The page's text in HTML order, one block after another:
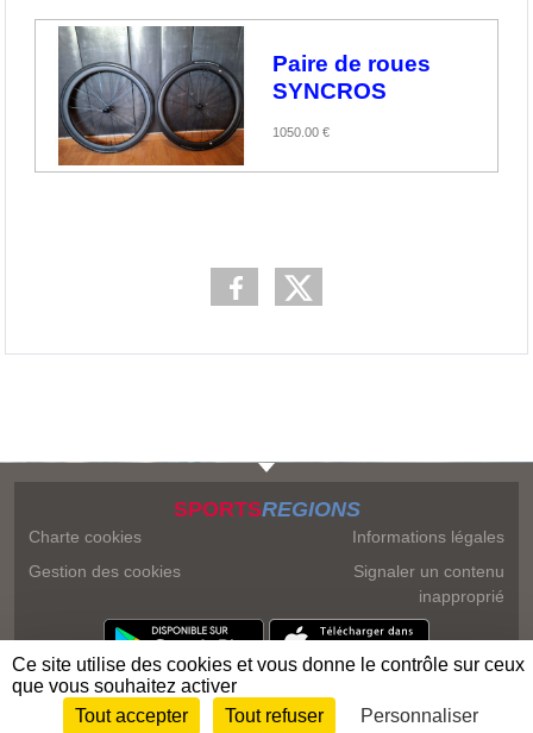
Paire de roues
SYNCROS
1050.00 €
SPORTSREGIONS
Charte cookies
Gestion des cookies
Informations légales
Signaler un contenu
inapproprié
Envie de participer ? Connexion
Ce site utilise des cookies et vous donne le contrôle sur ceux
que vous souhaitez activer
Tout accepter
Tout refuser Personnaliser